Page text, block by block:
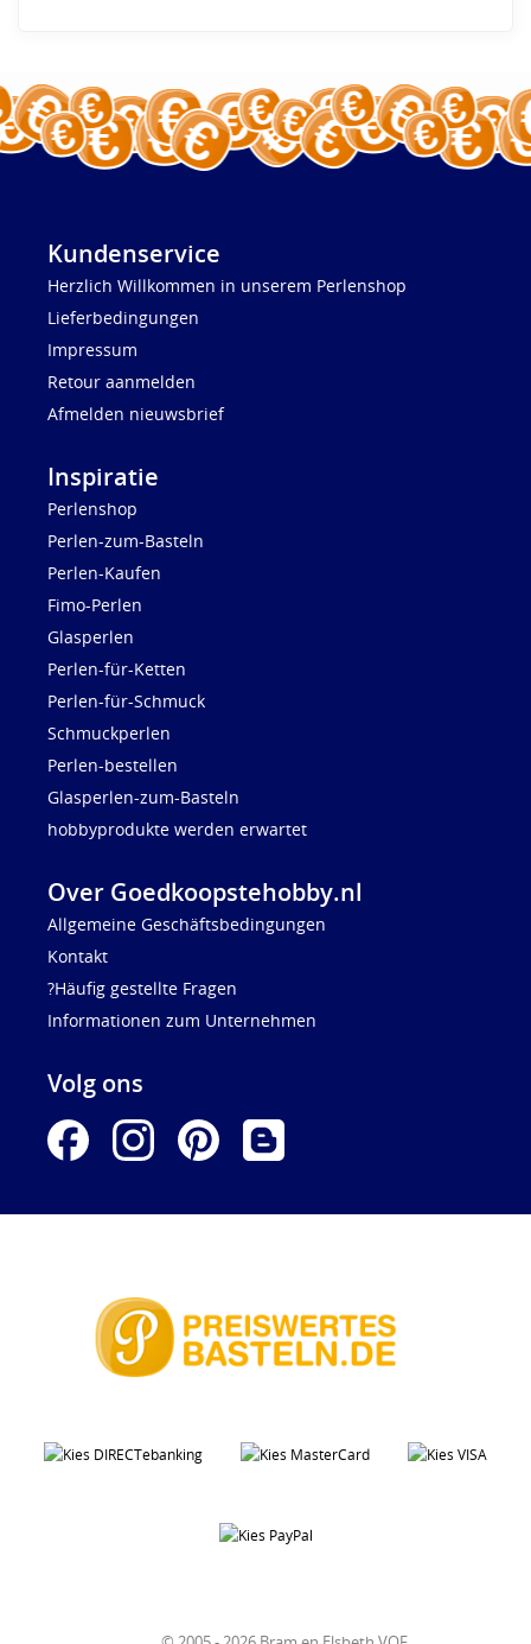
Kundenservice
Herzlich Willkommen in unserem Perlenshop
Lieferbedingungen
Impressum
Retour aanmelden
Afmelden nieuwsbrief
Inspiratie
Perlenshop
Perlen-zum-Basteln
Perlen-Kaufen
Fimo-Perlen
Glasperlen
Perlen-für-Ketten
Perlen-für-Schmuck
Schmuckperlen
Perlen-bestellen
Glasperlen-zum-Basteln
hobbyprodukte werden erwartet
Over Goedkoopstehobby.nl
Allgemeine Geschäftsbedingungen
Kontakt
?Häufig gestellte Fragen
Informationen zum Unternehmen
Volg ons